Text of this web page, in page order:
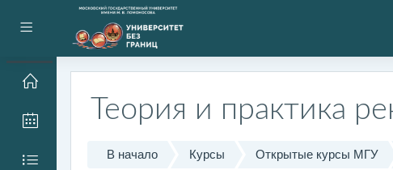
Боковая панель
Перейти к основному содержанию
Теория и практика
В начало Курсы Открытые курсы МГУ